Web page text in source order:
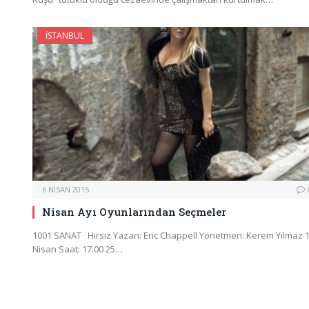
İSTANBUL
6 NISAN 2015
Nisan Ayı Oyunlarından Seçmeler
1001 SANAT Hırsız Yazan: Eric Chappell Yönetmen: Kerem Yılmaz
Nisan Saat: 17.00 25…